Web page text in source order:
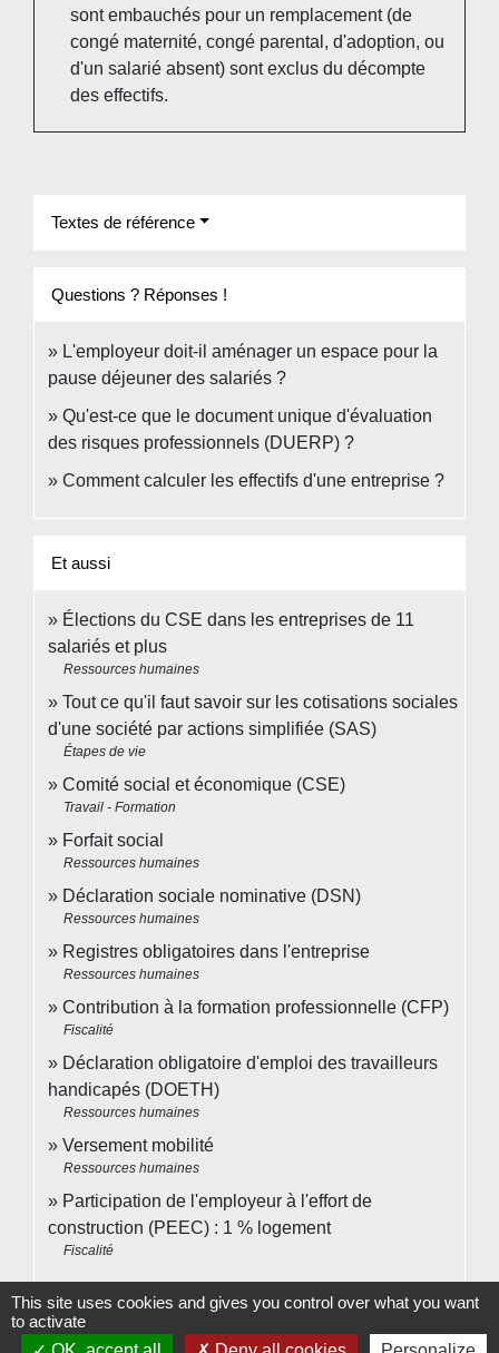
sont embauchés pour un remplacement (de
congé maternité, congé parental, d'adoption, ou
d'un salarié absent) sont exclus du décompte
des effectifs.
Textes de référence
Questions ? Réponses !
L'employeur doit-il aménager un espace pour la
pause déjeuner des salariés ?
Qu'est-ce que le document unique d'évaluation
des risques professionnels (DUERP) ?
Comment calculer les effectifs d'une entreprise ?
Et aussi
Élections du CSE dans les entreprises de 11
salariés et plus
Ressources humaines
Tout ce qu'il faut savoir sur les cotisations sociales
d'une société par actions simplifiée (SAS)
Étapes de vie
Comité social et économique (CSE)
Travail - Formation
Forfait social
Ressources humaines
Déclaration sociale nominative (DSN)
Ressources humaines
Registres obligatoires dans l'entreprise
Ressources humaines
Contribution à la formation professionnelle (CFP)
Fiscalité
Déclaration obligatoire d'emploi des travailleurs
handicapés (DOETH)
Ressources humaines
Versement mobilité
Ressources humaines
Participation de l'employeur à l'effort de
construction (PEEC) : 1 % logement
Fiscalité
Pour en savoir plus
This site uses cookies and gives you control over what you want
to activate